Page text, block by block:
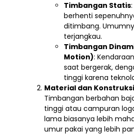
Timbangan Statis
berhenti
ditimbang.
terjangkau.
Timbangan
Motion):
saat bergerak,
tinggi karena
Material dan Konstruksi
Timbangan berbahan
tinggi atau campuran
lama biasanya lebih
umur pakai yang lebih